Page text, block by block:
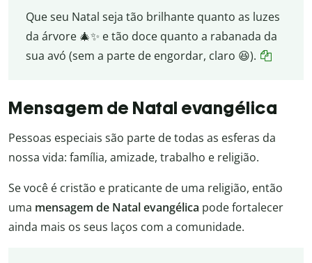
Que seu Natal seja tão brilhante quanto as luzes
da árvore 🎄✨ e tão doce quanto a rabanada da
sua avó (sem a parte de engordar, claro 😆).
Mensagem de Natal evangélica
Pessoas especiais são parte de todas as esferas da
nossa vida: família, amizade, trabalho e religião.
Se você é cristão e praticante de uma religião, então
uma mensagem de Natal evangélica pode fortalecer
ainda mais os seus laços com a comunidade.